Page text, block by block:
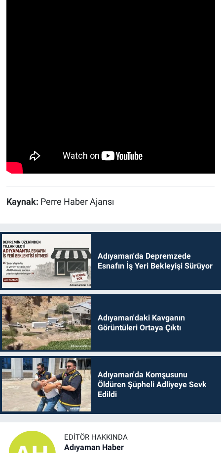
Kaynak: Perre Haber Ajansı
Adıyaman'da Depremzede
Esnafın İş Yeri Bekleyişi Sürüyor
Adıyaman'daki Kavganın
Görüntüleri Ortaya Çıktı
Adıyaman'da Komşusunu
Öldüren Şüpheli Adliyeye Sevk
Edildi
EDITÖR HAKKINDA
Adıyaman Haber